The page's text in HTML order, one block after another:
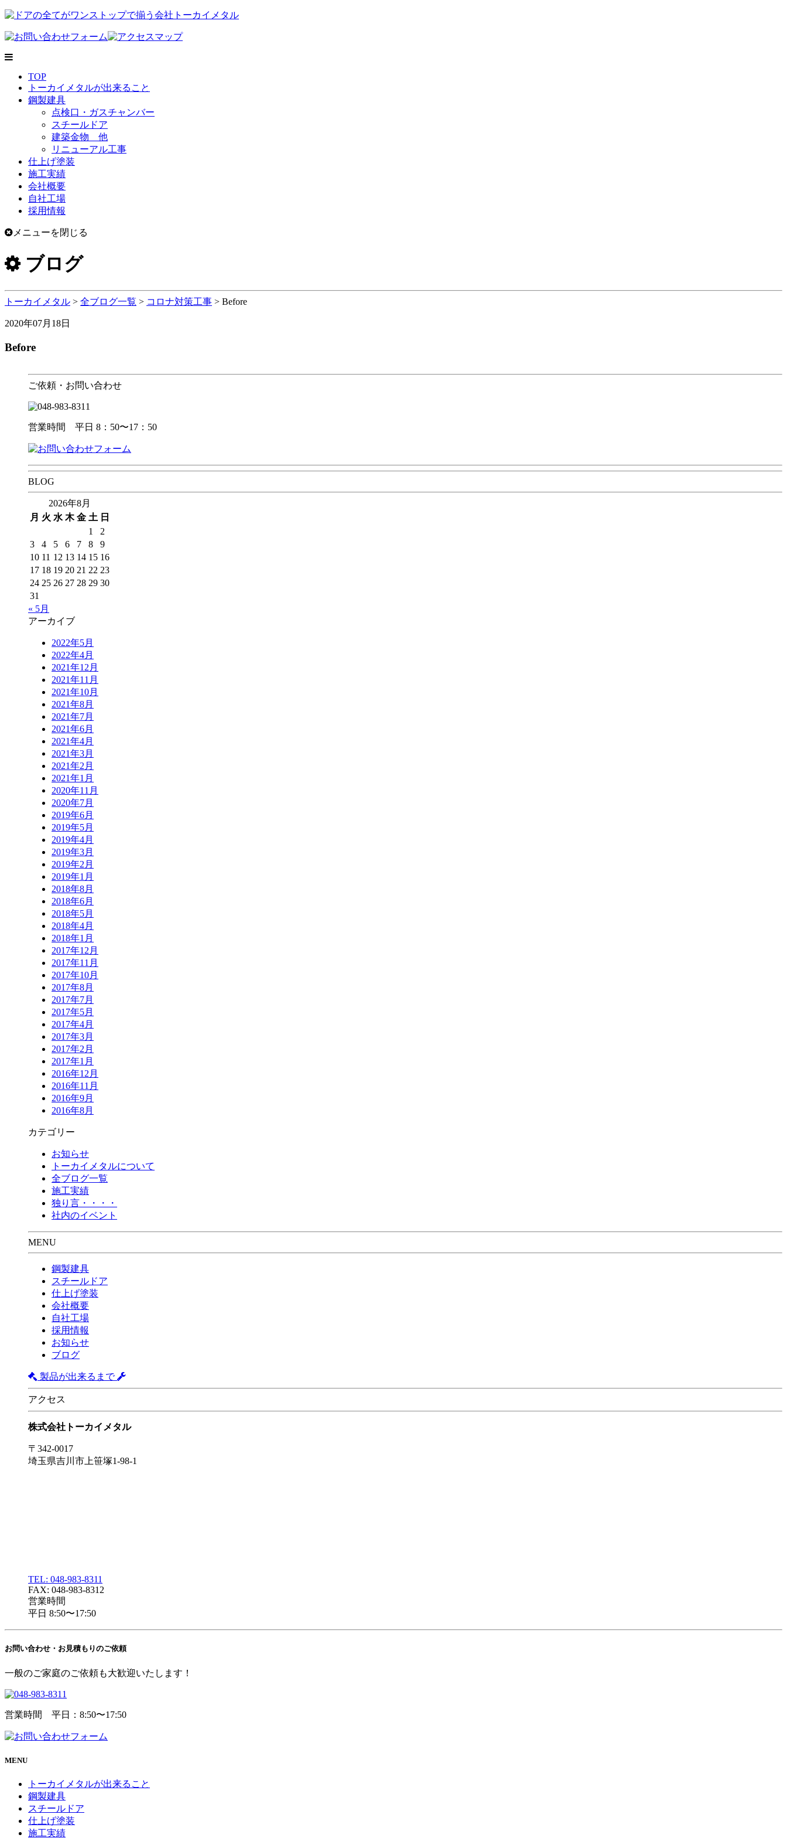
TOP
トーカイメタルが出来ること
鋼製建具
点検口・ガスチャンバー
スチールドア
建築金物 他
リニューアル工事
仕上げ塗装
施工実績
会社概要
自社工場
採用情報
メニューを閉じる
ブログ
トーカイメタル > 全ブログ一覧 > コロナ対策工事 > Before
2020年07月18日
Before
ご依頼・お問い合わせ
営業時間 平日 8：50〜17：50
BLOG
2026年8月
月 火 水 木 金 土 日
1
2
3
4 5 6 7 8
9
10 11 12 13 14 15 16
17 18 19 20 21 22 23
24 25 26 27 28 29 30
31
« 5月
アーカイブ
2022年5月
2022年4月
2021年12月
2021年11月
2021年10月
2021年8月
2021年7月
2021年6月
2021年4月
2021年3月
2021年2月
2021年1月
2020年11月
2020年7月
2019年6月
2019年5月
2019年4月
2019年3月
2019年2月
2019年1月
2018年8月
2018年6月
2018年5月
2018年4月
2018年1月
2017年12月
2017年11月
2017年10月
2017年8月
2017年7月
2017年5月
2017年4月
2017年3月
2017年2月
2017年1月
2016年12月
2016年11月
2016年9月
2016年8月
カテゴリー
お知らせ
トーカイメタルについて
全ブログ一覧
施工実績
独り言・・・・
社内のイベント
MENU
鋼製建具
スチールドア
仕上げ塗装
会社概要
自社工場
採用情報
お知らせ
ブログ
製品が出来るまで
アクセス
株式会社トーカイメタル
〒342-0017
埼玉県吉川市上笹塚1-98-1
TEL: 048-983-8311
FAX: 048-983-8312
営業時間
平日 8:50〜17:50
お問い合わせ・ お見積もりのご依頼
一般のご家庭のご依頼も大歓迎いたします！
営業時間 平日：8:50〜17:50
MENU
トーカイメタルが出来ること
鋼製建具
スチールドア
仕上げ塗装
施工実績